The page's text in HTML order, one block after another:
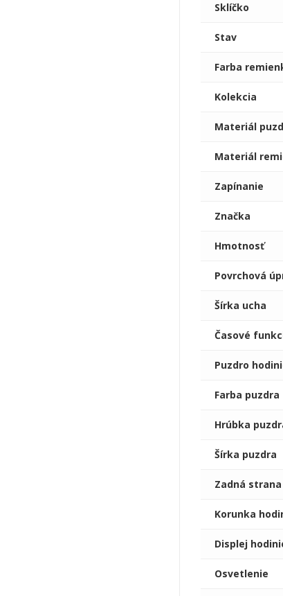
Sklíčko
Stav
Farba
Kolekcia
Materiál
Materiál
Zapínanie
Značka
Hmotnosť
Povrchová
Šírka ucha
Časové
Puzdro
Farba puzdra
Hrúbka
Šírka puzdra
Zadná
Korunka
Displej
Osvetlenie